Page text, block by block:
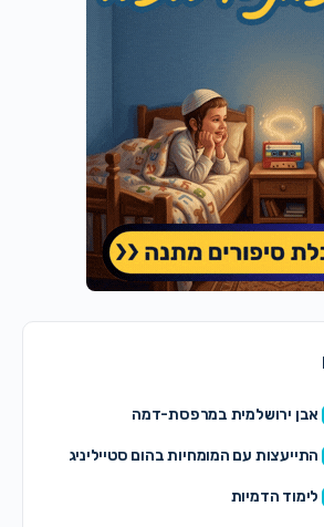
אבן ירושלמית במרפסת-דמה
התייעצות עם המומחיות בהום סטייליניג
לימוד הדמיות